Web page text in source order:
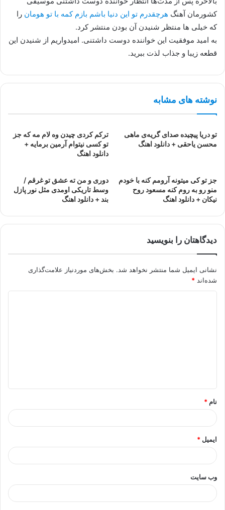
کشورمان آهنگ هرچقدرم تو این دنیا باشم بازم کمه با تو هومان را
که خیلی ها منتظر شنیدن آن بودن منتشر کرد.
به امید موفقیت این خواننده دوست داشتنی. امیدواریم از شنیدن این
قطعه زیبا و جذاب لذت ببرید.
نوشته های مشابه
تو دریا پیچیده صدای گریه‌ی ماهی
محسن یاحقی + دانلود اهنگ
ترکم کردی چیدن وه لام مه که جز
تو کسی نیتوام آرمین برمایه +
دانلود اهنگ
جز تو کی میتونه آرومم کنه با خودم
منو رو به روم کنه مسعود روح
نیکان + دانلود اهنگ
دوری و من ته عشق تو غرقم /
وسط تاریکی اومدی مثل نور پازل
بند + دانلود اهنگ
دیدگاهتان را بنویسید
نشانی ایمیل شما منتشر نخواهد شد. بخش‌های موردنیاز علامت‌گذاری
شده‌اند *
*
نام *
ایمیل *
وب‌ سایت